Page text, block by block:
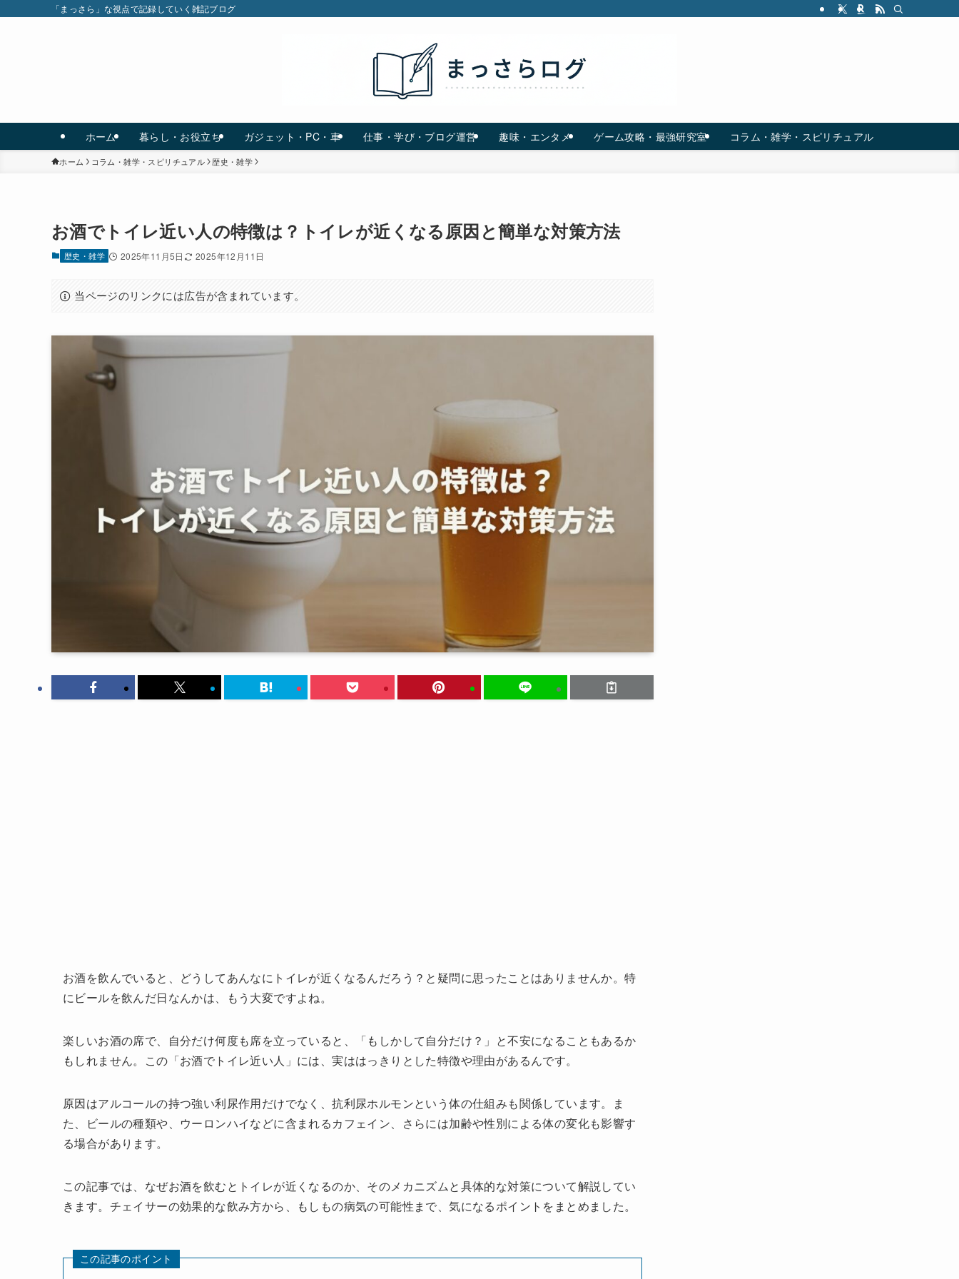
「まっさら」な視点で記録していく雑記ブログ
ホーム 暮らし・お役立ち ガジェット・PC・車 仕事・学び・ブログ運営 趣味・エンタメ ゲーム攻略・最強研究室 コラム・雑学・スピリチュアル
ホーム コラム・雑学・スピリチュアル 歴史・雑学
お酒でトイレ近い人の特徴は？トイレが近くなる原因と簡単な対策方法
歴史・雑学 2025年11月5日 2025年12月11日
当ページのリンクには広告が含まれています。
お酒を飲んでいると、どうしてあんなにトイレが近くなるんだろう？と疑問に思ったことはありませんか。特
にビールを飲んだ日なんかは、もう大変ですよね。
楽しいお酒の席で、自分だけ何度も席を立っていると、「もしかして自分だけ？」と不安になることもあるか
もしれません。この「お酒でトイレ近い人」には、実ははっきりとした特徴や理由があるんです。
原因はアルコールの持つ強い利尿作用だけでなく、抗利尿ホルモンという体の仕組みも関係しています。ま
た、ビールの種類や、ウーロンハイなどに含まれるカフェイン、さらには加齢や性別による体の変化も影響す
る場合があります。
この記事では、なぜお酒を飲むとトイレが近くなるのか、そのメカニズムと具体的な対策について解説してい
きます。チェイサーの効果的な飲み方から、もしもの病気の可能性まで、気になるポイントをまとめました。
この記事のポイント